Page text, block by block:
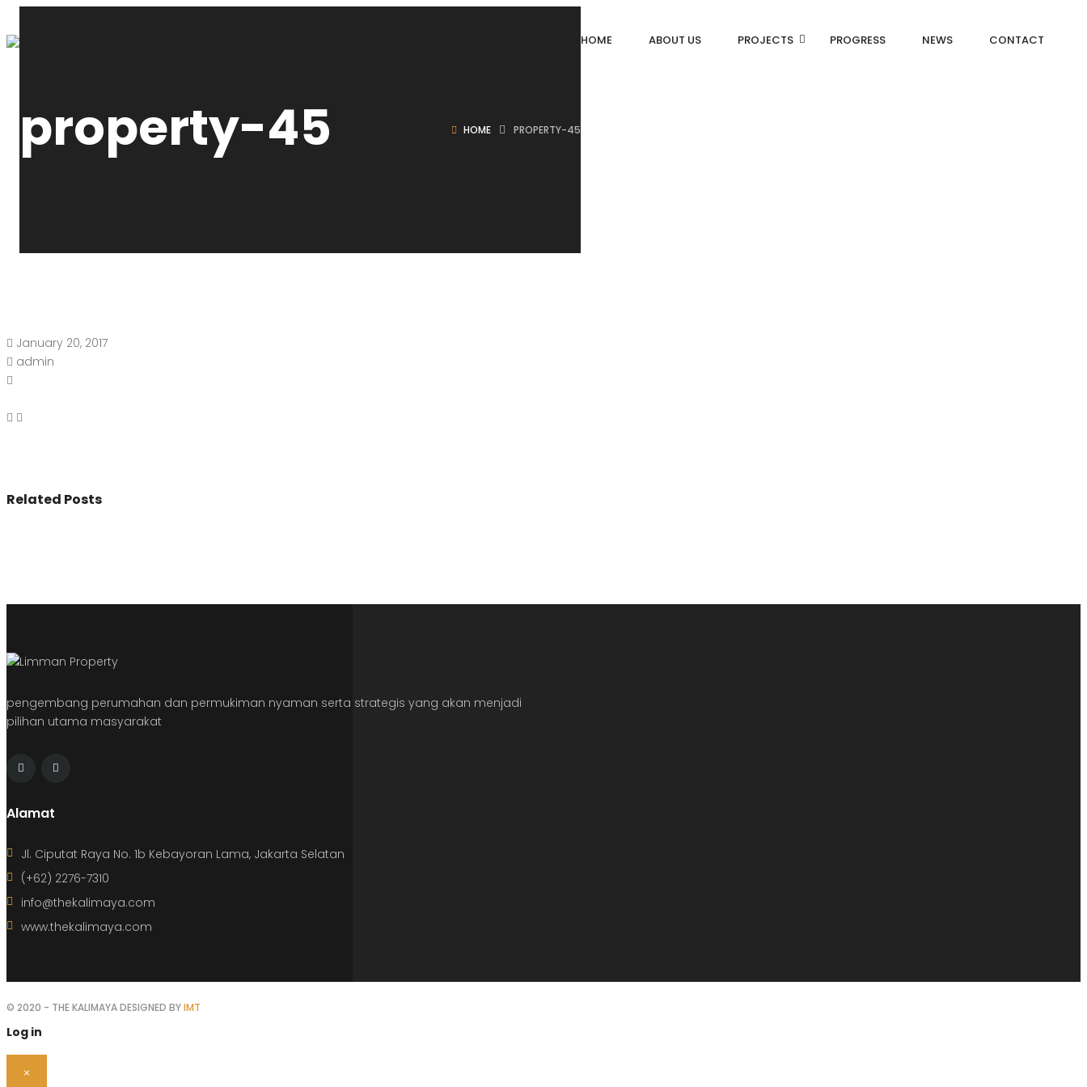
HOME ABOUT US PROJECTS PROGRESS NEWS CONTACT
property-45 HOME PROPERTY-45
January 20, 2017
admin
Related Posts
pengembang perumahan dan permukiman nyaman serta strategis yang akan menjadi
pilihan utama masyarakat
Alamat
Jl. Ciputat Raya No. 1b Kebayoran Lama, Jakarta Selatan
(+62) 2276-7310
info@thekalimaya.com
www.thekalimaya.com
© 2020 - THE KALIMAYA DESIGNED BYIMT
Log in
×